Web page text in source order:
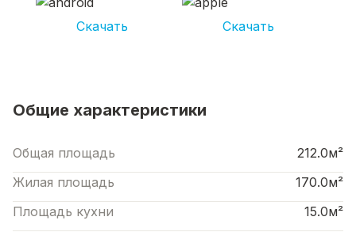
Скачать Скачать
Общие характеристики
Общая площадь
212.0м²
Жилая площадь
170.0м²
Площадь кухни
15.0м²